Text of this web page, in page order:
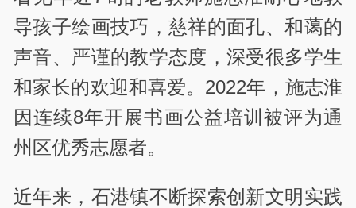
导孩子绘画技巧，慈祥的面孔、和蔼的
声音、严谨的教学态度，深受很多学生
和家长的欢迎和喜爱。2022年，施志淮
因连续8年开展书画公益培训被评为通
州区优秀志愿者。
近年来，石港镇不断探索创新文明实践